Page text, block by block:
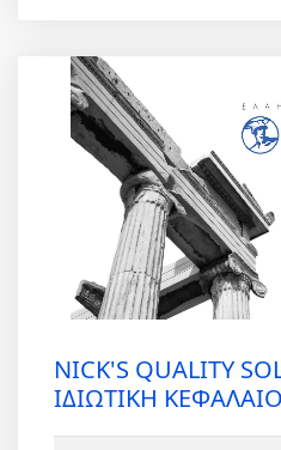
NICK'S QUALITY
ΙΔΙΩΤΙΚΗ